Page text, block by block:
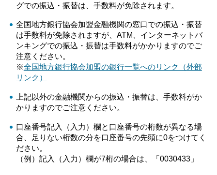
グでの振込・振替は、手数料が免除されます。
全国地方銀行協会加盟金融機関の窓口での振込・振替
は手数料が免除されますが、ATM、インターネットバ
ンキングでの振込・振替は手数料がかかりますのでご
注意ください。
※全国地方銀行協会加盟の銀行一覧へのリンク（外部
リンク）
上記以外の金融機関からの振込・振替は、手数料がか
かりますのでご注意ください。
口座番号記入（入力）欄と口座番号の桁数が異なる場
合、足りない桁数の分を口座番号の先頭に0をつけてく
ださい。
（例）記入（入力）欄が7桁の場合は、「0030433」